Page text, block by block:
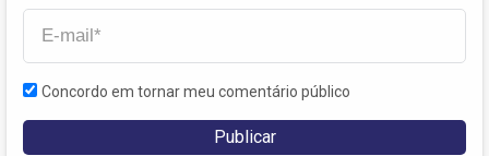
Concordo em tornar meu comentário público